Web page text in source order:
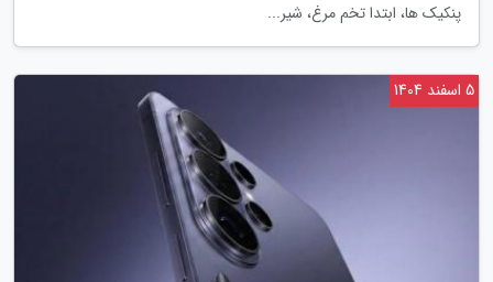
پنکیک ها، ابتدا تخم مرغ، شیر...
5 اسفند 1404